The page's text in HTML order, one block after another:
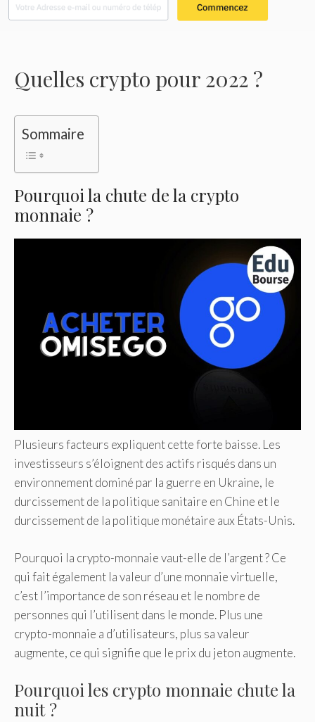
Quelles crypto pour 2022 ?
Sommaire
Pourquoi la chute de la crypto
monnaie ?
Plusieurs facteurs expliquent cette forte baisse. Les
investisseurs s’éloignent des actifs risqués dans un
environnement dominé par la guerre en Ukraine, le
durcissement de la politique sanitaire en Chine et le
durcissement de la politique monétaire aux États-Unis.
Pourquoi la crypto-monnaie vaut-elle de l’argent ? Ce
qui fait également la valeur d’une monnaie virtuelle,
c’est l’importance de son réseau et le nombre de
personnes qui l’utilisent dans le monde. Plus une
crypto-monnaie a d’utilisateurs, plus sa valeur
augmente, ce qui signifie que le prix du jeton augmente.
Pourquoi les crypto monnaie chute la
nuit ?